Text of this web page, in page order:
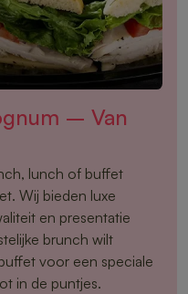
– Van
lunch of buffet
Wij bieden luxe
en presentatie
brunch wilt
voor een speciale
in de puntjes.